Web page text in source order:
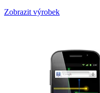
Zobrazit výrobek